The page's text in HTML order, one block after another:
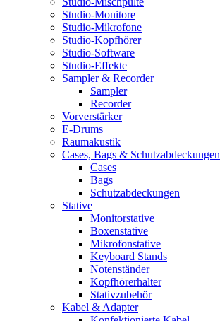
Studio-Monitore
Studio-Mikrofone
Studio-Kopfhörer
Studio-Software
Studio-Effekte
Sampler & Recorder
Sampler
Recorder
Vorverstärker
E-Drums
Raumakustik
Cases, Bags & Schutzabdeckungen
Cases
Bags
Schutzabdeckungen
Stative
Monitorstative
Boxenstative
Mikrofonstative
Keyboard Stands
Notenständer
Kopfhörerhalter
Stativzubehör
Kabel & Adapter